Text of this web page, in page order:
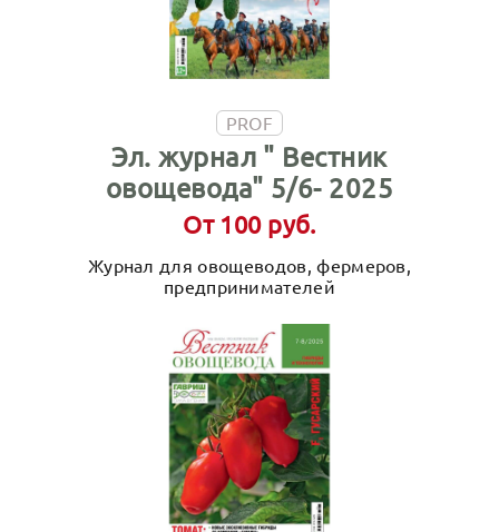
PROF
Эл. журнал " Вестник
овощевода" 5/6- 2025
От 100 руб.
Журнал для овощеводов, фермеров,
предпринимателей